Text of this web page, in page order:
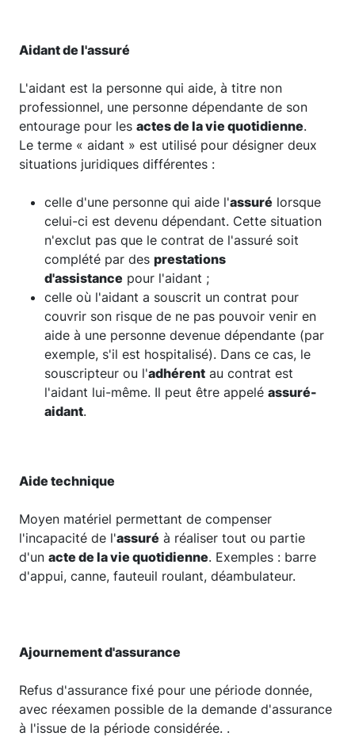
Aidant de l'assuré
L'aidant est la personne qui aide, à titre non
professionnel, une personne dépendante de son
entourage pour les actes de la vie quotidienne.
Le terme « aidant » est utilisé pour désigner deux
situations juridiques différentes :
celle d'une personne qui aide l'assuré lorsque
celui-ci est devenu dépendant. Cette situation
n'exclut pas que le contrat de l'assuré soit
complété par des prestations
d'assistance pour l'aidant ;
celle où l'aidant a souscrit un contrat pour
couvrir son risque de ne pas pouvoir venir en
aide à une personne devenue dépendante (par
exemple, s'il est hospitalisé). Dans ce cas, le
souscripteur ou l'adhérent au contrat est
l'aidant lui-même. Il peut être appelé assuré-
aidant.
Aide technique
Moyen matériel permettant de compenser
l'incapacité de l'assuré à réaliser tout ou partie
d'un acte de la vie quotidienne. Exemples : barre
d'appui, canne, fauteuil roulant, déambulateur.
Ajournement d'assurance
Refus d'assurance fixé pour une période donnée,
avec réexamen possible de la demande d'assurance
à l'issue de la période considérée. .